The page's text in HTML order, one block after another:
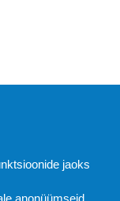
jaoks
anonüümseid